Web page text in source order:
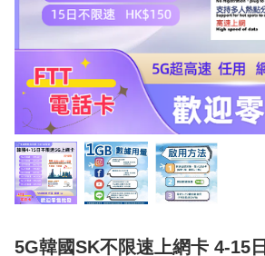
5G韓國SK不限速上網卡 4-15日